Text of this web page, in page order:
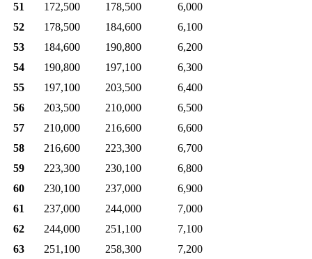
51
172,500 178,500
6,000
52
178,500 184,600
6,100
53
184,600 190,800
6,200
54
190,800 197,100
6,300
55
197,100 203,500
6,400
56
203,500 210,000
6,500
57
210,000 216,600
6,600
58
216,600 223,300
6,700
59
223,300 230,100
6,800
60
230,100 237,000
6,900
61
237,000 244,000
7,000
62
244,000 251,100
7,100
63
251,100 258,300
7,200